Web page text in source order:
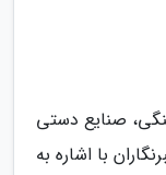
صنایع دستی
با اشاره به